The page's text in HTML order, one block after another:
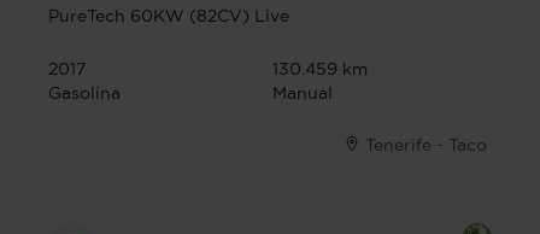
PureTech 60KW (82CV) Live
2017
130.459 km
Gasolina
Manual
Tenerife - Taco